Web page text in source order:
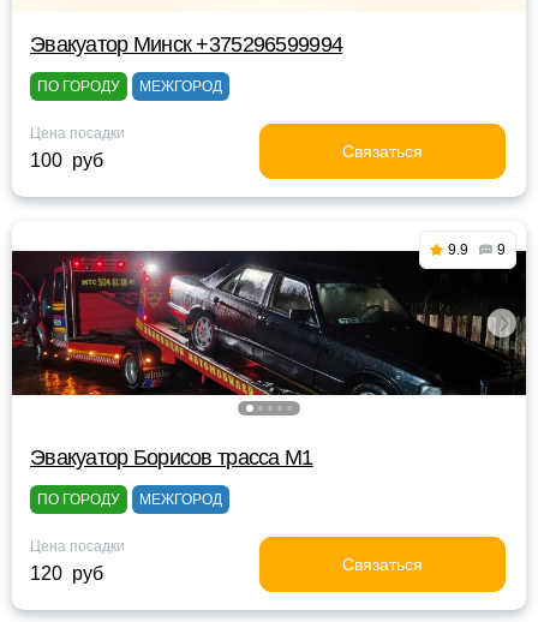
Эвакуатор Минск +375296599994
ПО ГОРОДУ МЕЖГОРОД
Цена посадки
100 руб Связаться
9.9 9
Эвакуатор Борисов трасса М1
ПО ГОРОДУ МЕЖГОРОД
Цена посадки
120 руб Связаться